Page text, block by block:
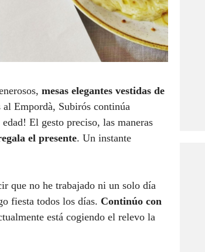
mesas elegantes vestidas de
Empordà, Subirós continúa
El gesto preciso, las maneras
el presente. Un instante
que no he trabajado ni un solo día
fiesta todos los días. Continúo con
está cogiendo el relevo la